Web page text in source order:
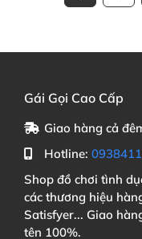
Gái Gọi Cao Cấp
Giao hàng cả
Hotline:
Shop đồ chơi tình
các thương hiệu
Satisfyer... Giao
tên 100%.